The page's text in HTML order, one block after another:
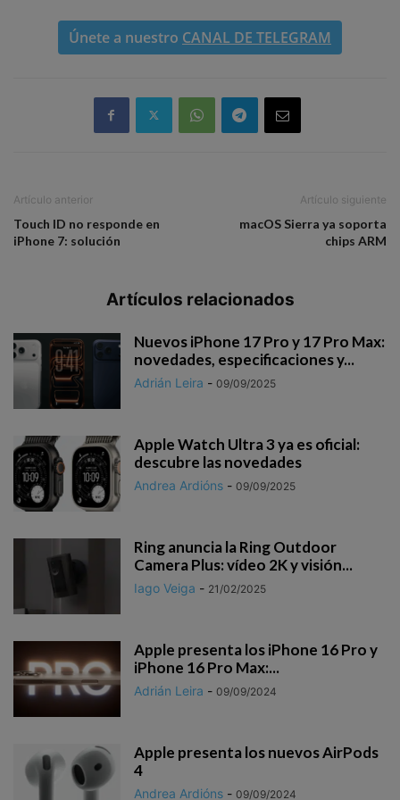
Únete a nuestro CANAL DE TELEGRAM
Artículo anterior
Touch ID no responde en
iPhone 7: solución
Artículo siguiente
macOS Sierra ya soporta
chips ARM
Artículos relacionados
Nuevos iPhone 17 Pro y 17 Pro Max:
novedades, especificaciones y...
Adrián Leira - 09/09/2025
Apple Watch Ultra 3 ya es oficial:
descubre las novedades
Andrea Ardións - 09/09/2025
Ring anuncia la Ring Outdoor
Camera Plus: vídeo 2K y visión...
Iago Veiga - 21/02/2025
Apple presenta los iPhone 16 Pro y
iPhone 16 Pro Max:...
Adrián Leira - 09/09/2024
Apple presenta los nuevos AirPods
4
Andrea Ardións - 09/09/2024